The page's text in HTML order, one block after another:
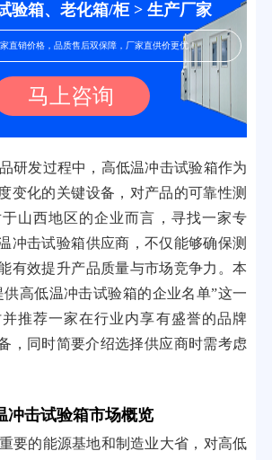
验箱、老化箱/柜 > 生产厂家
直销价格，品质售后双保障，厂家直供价更优！
马上咨询
研发过程中，高低温冲击试验箱作为
变化的关键设备，对产品的可靠性测
山西地区的企业而言，寻找一家专
冲击试验箱供应商，不仅能够确保测
有效提升产品质量与市场竞争力。本
供高低温冲击试验箱的企业名单”这一
推荐一家在行业内享有盛誉的品牌
同时简要介绍选择供应商时需考虑
冲击试验箱市场概览
要的能源基地和制造业大省，对高低